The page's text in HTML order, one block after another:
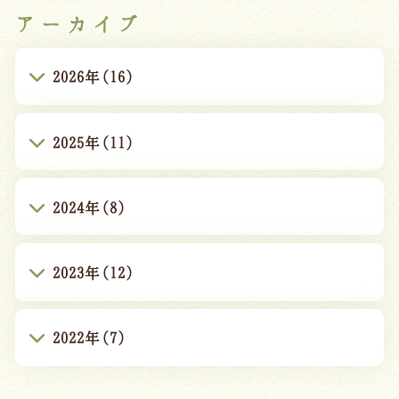
アーカイブ
2026年(16)
2025年(11)
2024年(8)
2023年(12)
2022年(7)